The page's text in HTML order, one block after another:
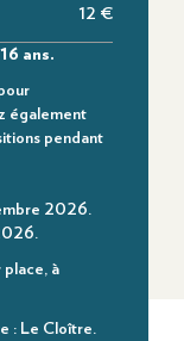
12 €
ans.
également
pendant
2026.
place, à
: Le Cloître.